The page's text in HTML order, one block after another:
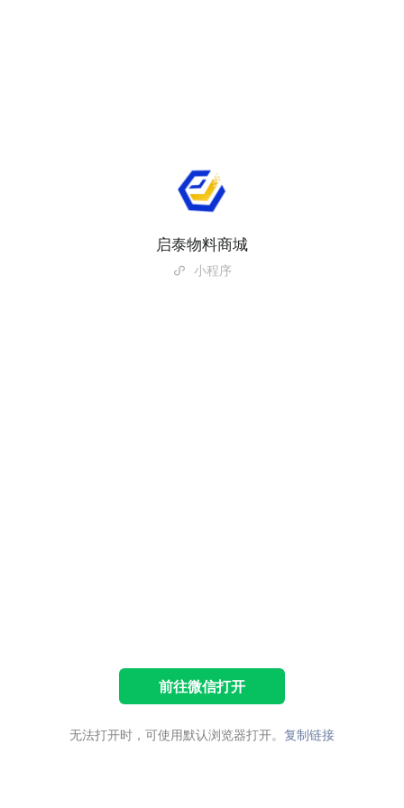
启泰物料商城
小程序
前往微信打开
无法打开时，可使用默认浏览器打开。 复制链接